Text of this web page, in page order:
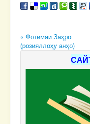
« Фотимаи Заҳро
(розияллоҳу анҳо)